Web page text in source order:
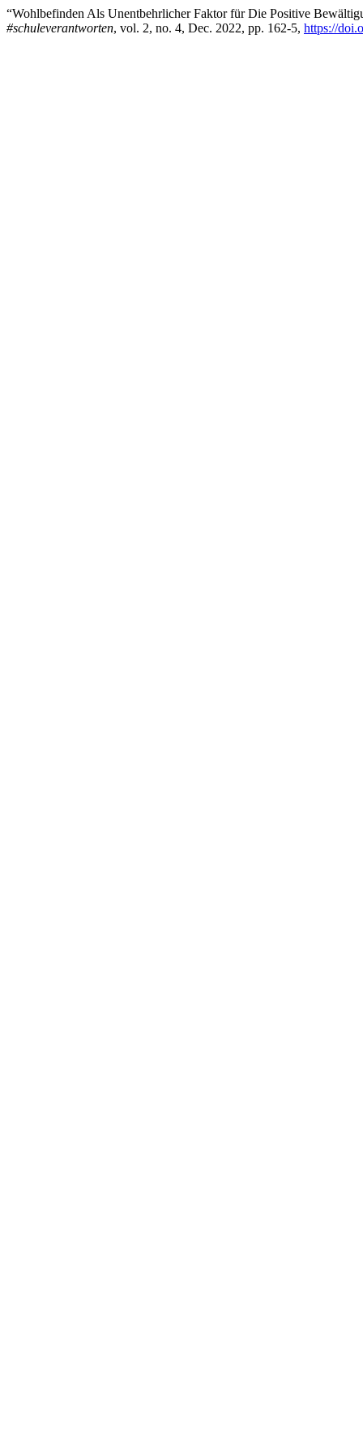
“Wohlbefinden Als Unentbehrlicher Faktor für Die Positive
#schuleverantworten, vol. 2, no. 4, Dec. 2022, pp. 162-5, https://